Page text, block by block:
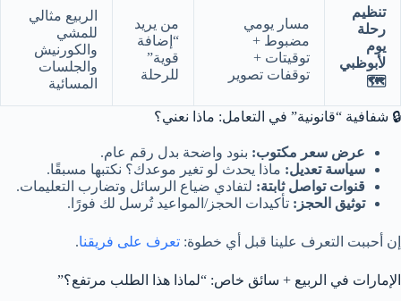
تنظيم
رحلة
يوم
لأبوظبي
🗺️
مسار يومي
مضبوط +
توقيتات +
توقفات تصوير
من يريد
“إضافة
قوية”
للرحلة
الربيع مثالي
للمشي
والكورنيش
والجلسات
المسائية
🔒 شفافية “قانونية” في التعامل: ماذا نعني؟
عرض سعر مكتوب: بنود واضحة بدل رقم عام.
سياسة تعديل: ماذا يحدث لو تغير موعدك؟ نكتبها مسبقًا.
قنوات تواصل ثابتة: لتفادي ضياع الرسائل وتضارب التعليمات.
توثيق الحجز: تأكيدات الحجز/المواعيد تُرسل لك فورًا.
إن أحببت التعرف علينا قبل أي خطوة: تعرف على فريقنا.
الإمارات في الربيع + سائق خاص: “لماذا هذا الطلب مرتفع؟”